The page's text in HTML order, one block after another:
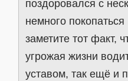
поздоровался с
немного
заметите тот факт,
угрожая жизни
уставом, так ещё и